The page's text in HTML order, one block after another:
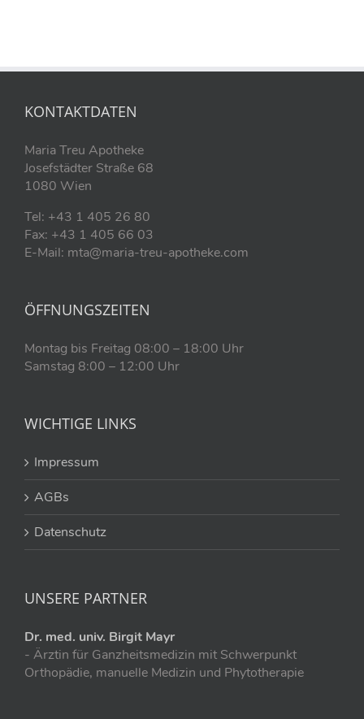
KONTAKTDATEN
Maria Treu Apotheke
Josefstädter Straße 68
1080 Wien
Tel: +43 1 405 26 80
Fax: +43 1 405 66 03
E-Mail: mta@maria-treu-apotheke.com
ÖFFNUNGSZEITEN
Montag bis Freitag 08:00 – 18:00 Uhr
Samstag 8:00 – 12:00 Uhr
WICHTIGE LINKS
Impressum
AGBs
Datenschutz
UNSERE PARTNER
Dr. med. univ. Birgit Mayr
- Ärztin für Ganzheitsmedizin mit Schwerpunkt
Orthopädie, manuelle Medizin und Phytotherapie